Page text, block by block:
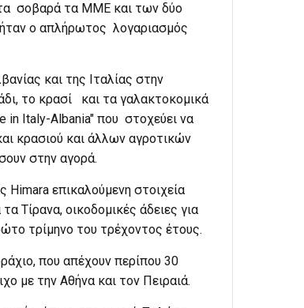
σοβαρά τα ΜΜΕ και των δύο
ο απλήρωτος λογαριασμός
και της Ιταλίας στην
το κρασί και τα γαλακτοκομικά
in Italy-Albania" που στοχεύει να
κρασιού και άλλων αγροτικών
στην αγορά.
Himara επικαλούμενη στοιχεία
Τίρανα, οικοδομικές άδειες για
τρίμηνο του τρέχοντος έτους.
που απέχουν περίπου 30
με την Αθήνα και τον Πειραιά.